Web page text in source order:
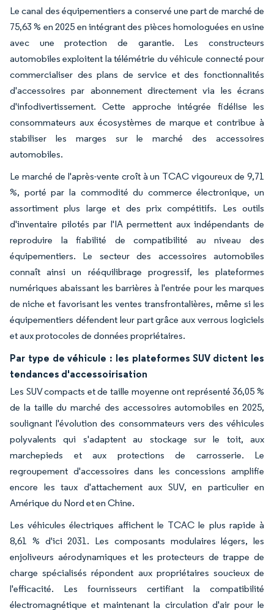
Le canal des équipementiers a conservé une part de marché de
75,63 % en 2025 en intégrant des pièces homologuées en usine
avec une protection de garantie. Les constructeurs
automobiles exploitent la télémétrie du véhicule connecté pour
commercialiser des plans de service et des fonctionnalités
d'accessoires par abonnement directement via les écrans
d'infodivertissement. Cette approche intégrée fidélise les
consommateurs aux écosystèmes de marque et contribue à
stabiliser les marges sur le marché des accessoires
automobiles.
Le marché de l'après-vente croît à un TCAC vigoureux de 9,71
%, porté par la commodité du commerce électronique, un
assortiment plus large et des prix compétitifs. Les outils
d'inventaire pilotés par l'IA permettent aux indépendants de
reproduire la fiabilité de compatibilité au niveau des
équipementiers. Le secteur des accessoires automobiles
connaît ainsi un rééquilibrage progressif, les plateformes
numériques abaissant les barrières à l'entrée pour les marques
de niche et favorisant les ventes transfrontalières, même si les
équipementiers défendent leur part grâce aux verrous logiciels
et aux protocoles de données propriétaires.
Par type de véhicule : les plateformes SUV dictent les
tendances d'accessoirisation
Les SUV compacts et de taille moyenne ont représenté 36,05 %
de la taille du marché des accessoires automobiles en 2025,
soulignant l'évolution des consommateurs vers des véhicules
polyvalents qui s'adaptent au stockage sur le toit, aux
marchepieds et aux protections de carrosserie. Le
regroupement d'accessoires dans les concessions amplifie
encore les taux d'attachement aux SUV, en particulier en
Amérique du Nord et en Chine.
Les véhicules électriques affichent le TCAC le plus rapide à
8,61 % d'ici 2031. Les composants modulaires légers, les
enjoliveurs aérodynamiques et les protecteurs de trappe de
charge spécialisés répondent aux propriétaires soucieux de
l'efficacité. Les fournisseurs certifiant la compatibilité
électromagnétique et maintenant la circulation d'air pour le